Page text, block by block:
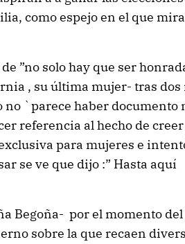
como espejo en el que
”no solo hay que ser
, su última mujer- tras dos
no `parece haber documento
referencia al hecho de
para mujeres e
se ve que dijo :” Hasta aquí
Begoña- por el momento del
sobre la que recaen